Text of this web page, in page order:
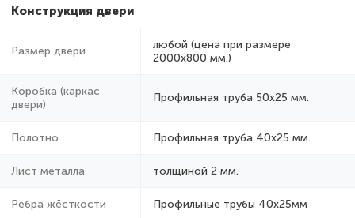
Конструкция двери
Размер двери
любой (цена при размере
2000x800 мм.)
Коробка (каркас
двери)
Профильная труба 50х25 мм.
Полотно Профильная труба 40х25 мм.
Лист металла толщиной 2 мм.
Ребра жёсткости Профильные трубы 40х25мм